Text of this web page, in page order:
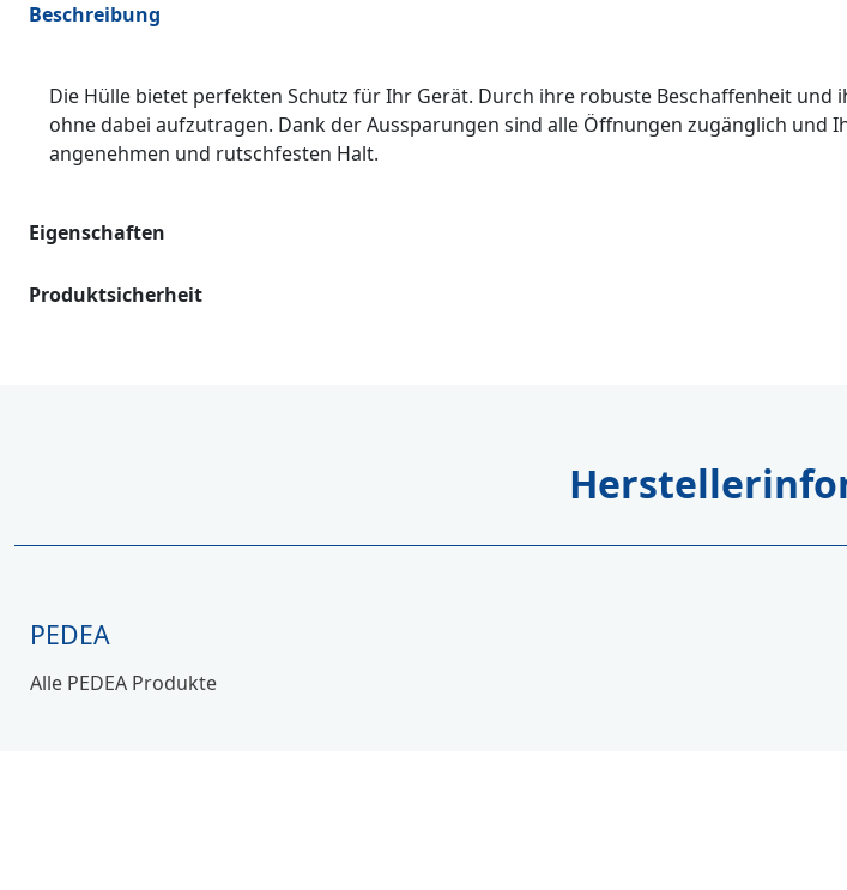
Beschreibung
Die Hülle bietet perfekten Schutz für Ihr Gerät. Durch ihre robuste Beschaffenheit
ohne dabei aufzutragen. Dank der Aussparungen sind alle Öffnungen zugänglich
angenehmen und rutschfesten Halt.
Eigenschaften
Produktsicherheit
PEDEA
Alle PEDEA Produkte